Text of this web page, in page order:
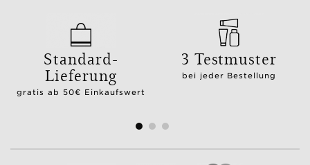
Standard-
Lieferung
gratis ab 50€ Einkaufswert
3 Testmuster
bei jeder Bestellung